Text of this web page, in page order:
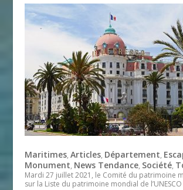
Maritimes,Articles, Département,
Monument, News Tendance, Société,
Mardi 27 juillet 2021, le Comité du patrimoine
sur la Liste du patrimoine mondial de l’UNESCO